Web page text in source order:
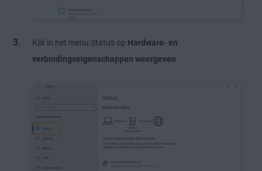
Klik in het menu Status op Hardware- en
verbindingseigenschappen weergeven